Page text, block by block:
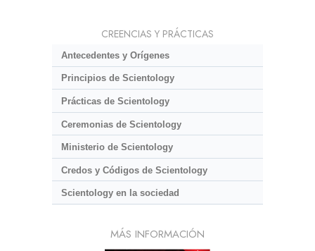
CREENCIAS Y PRÁCTICAS
Antecedentes y Orígenes
Principios de Scientology
Prácticas de Scientology
Ceremonias de Scientology
Ministerio de Scientology
Credos y Códigos de Scientology
Scientology en la sociedad
MÁS INFORMACIÓN